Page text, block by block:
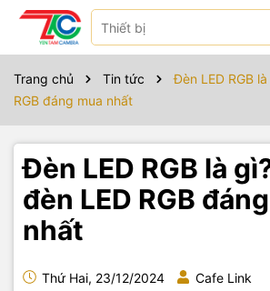
Trang chủ Tin tức
Đèn LED RGB
RGB đáng mua nhất
Đèn LED RGB là
đèn LED RGB
nhất
Thứ Hai, 23/12/2024 Cafe Link